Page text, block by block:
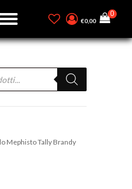
€0,00
Mephisto Tally Brandy